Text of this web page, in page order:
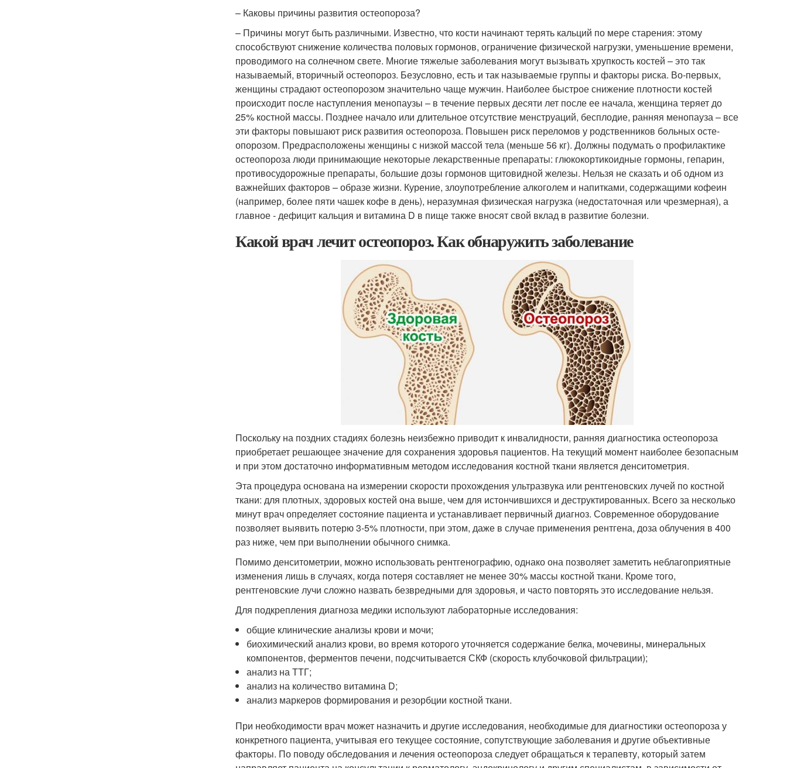
– Каковы причины развития остеопороза?
– Причины могут быть различными. Известно, что кости начинают терять кальций по мере старения: этому
способствуют снижение количества половых гормонов, ограничение физической нагрузки, уменьшение времени,
проводимого на солнечном свете. Многие тяжелые заболевания могут вызывать хрупкость костей – это так
называемый, вторичный остеопороз. Безусловно, есть и так называемые группы и факторы риска. Во-первых,
женщины страдают остеопорозом значительно чаще мужчин. Наиболее быстрое снижение плотности костей
происходит после наступления менопаузы – в течение первых десяти лет после ее начала, женщина теряет до
25% костной массы. Позднее начало или длительное отсутствие менструаций, бесплодие, ранняя менопауза – все
эти факторы повышают риск развития остеопороза. Повышен риск переломов у родственников больных осте-
опорозом. Предрасположены женщины с низкой массой тела (меньше 56 кг). Должны подумать о профилактике
остеопороза люди принимающие некоторые лекарственные препараты: глюкокортикоидные гормоны, гепарин,
противосудорожные препараты, большие дозы гормонов щитовидной железы. Нельзя не сказать и об одном из
важнейших факторов – образе жизни. Курение, злоупотребление алкоголем и напитками, содержащими кофеин
(например, более пяти чашек кофе в день), неразумная физическая нагрузка (недостаточная или чрезмерная), а
главное - дефицит кальция и витамина D в пище также вносят свой вклад в развитие болезни.
Какой врач лечит остеопороз. Как обнаружить заболевание
Поскольку на поздних стадиях болезнь неизбежно приводит к инвалидности, ранняя диагностика остеопороза
приобретает решающее значение для сохранения здоровья пациентов. На текущий момент наиболее безопасным
и при этом достаточно информативным методом исследования костной ткани является денситометрия.
Эта процедура основана на измерении скорости прохождения ультразвука или рентгеновских лучей по костной
ткани: для плотных, здоровых костей она выше, чем для истончившихся и деструктированных. Всего за несколько
минут врач определяет состояние пациента и устанавливает первичный диагноз. Современное оборудование
позволяет выявить потерю 3-5% плотности, при этом, даже в случае применения рентгена, доза облучения в 400
раз ниже, чем при выполнении обычного снимка.
Помимо денситометрии, можно использовать рентгенографию, однако она позволяет заметить неблагоприятные
изменения лишь в случаях, когда потеря составляет не менее 30% массы костной ткани. Кроме того,
рентгеновские лучи сложно назвать безвредными для здоровья, и часто повторять это исследование нельзя.
Для подкрепления диагноза медики используют лабораторные исследования:
общие клинические анализы крови и мочи;
биохимический анализ крови, во время которого уточняется содержание белка, мочевины, минеральных
компонентов, ферментов печени, подсчитывается СКФ (скорость клубочковой фильтрации);
анализ на ТТГ;
анализ на количество витамина D;
анализ маркеров формирования и резорбции костной ткани.
При необходимости врач может назначить и другие исследования, необходимые для диагностики остеопороза у
конкретного пациента, учитывая его текущее состояние, сопутствующие заболевания и другие объективные
факторы. По поводу обследования и лечения остеопороза следует обращаться к терапевту, который затем